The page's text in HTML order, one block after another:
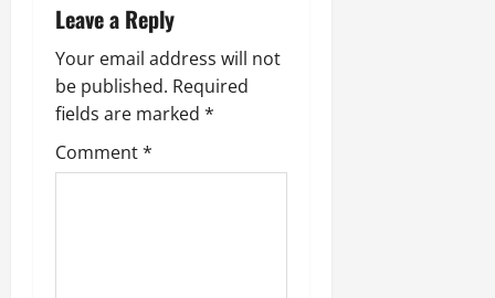
g
a
t
i
Leave a Reply
Your email address will not
be published. Required
fields are marked *
Comment*